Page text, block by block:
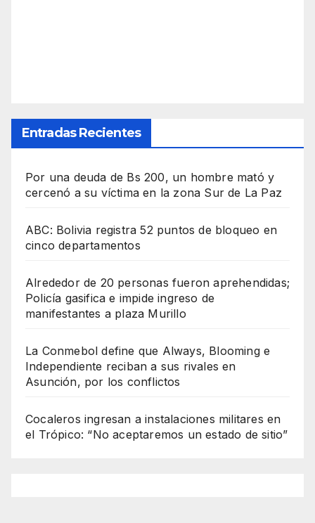
Entradas Recientes
Por una deuda de Bs 200, un hombre mató y
cercenó a su víctima en la zona Sur de La Paz
ABC: Bolivia registra 52 puntos de bloqueo en
cinco departamentos
Alrededor de 20 personas fueron aprehendidas;
Policía gasifica e impide ingreso de
manifestantes a plaza Murillo
La Conmebol define que Always, Blooming e
Independiente reciban a sus rivales en
Asunción, por los conflictos
Cocaleros ingresan a instalaciones militares en
el Trópico: “No aceptaremos un estado de sitio”